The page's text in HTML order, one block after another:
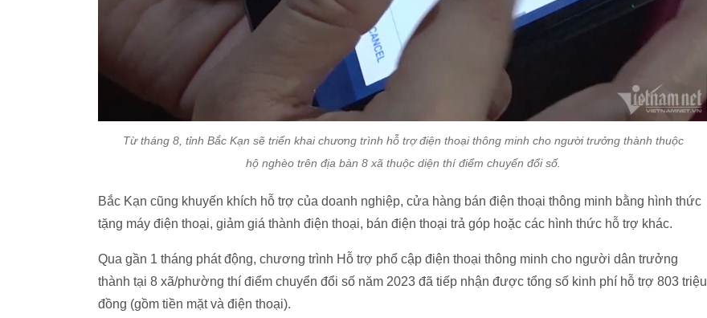
Từ tháng 8, tỉnh Bắc Kạn sẽ triển khai chương trình hỗ trợ điện thoại thông minh cho người trưởng thành thuộc
hộ nghèo trên địa bàn 8 xã thuộc diện thí điểm chuyển đổi số.
Bắc Kạn cũng khuyến khích hỗ trợ của doanh nghiệp, cửa hàng bán điện thoại thông minh bằng hình thức
tặng máy điện thoại, giảm giá thành điện thoại, bán điện thoại trả góp hoặc các hình thức hỗ trợ khác.
Qua gần 1 tháng phát động, chương trình Hỗ trợ phổ cập điện thoại thông minh cho người dân trưởng
thành tại 8 xã/phường thí điểm chuyển đổi số năm 2023 đã tiếp nhận được tổng số kinh phí hỗ trợ 803 triệu
đồng (gồm tiền mặt và điện thoại).